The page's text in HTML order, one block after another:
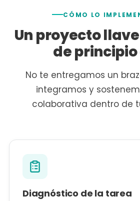
CÓMO LO
Un proyecto
de principio
No te entregamos un
integramos y
colaborativa dentro de
Diagnóstico de la tarea